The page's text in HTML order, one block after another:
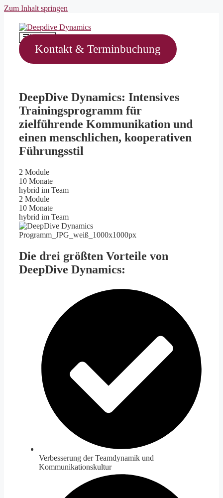
Zum Inhalt springen
Kontakt & Terminbuchung
DeepDive Dynamics: Intensives
Trainingsprogramm für
zielführende Kommunikation und
einen menschlichen, kooperativen
Führungsstil
2 Module
10 Monate
hybrid im Team
2 Module
10 Monate
hybrid im Team
Die drei größten Vorteile von
DeepDive Dynamics:
Verbesserung der Teamdynamik und
Kommunikationskultur